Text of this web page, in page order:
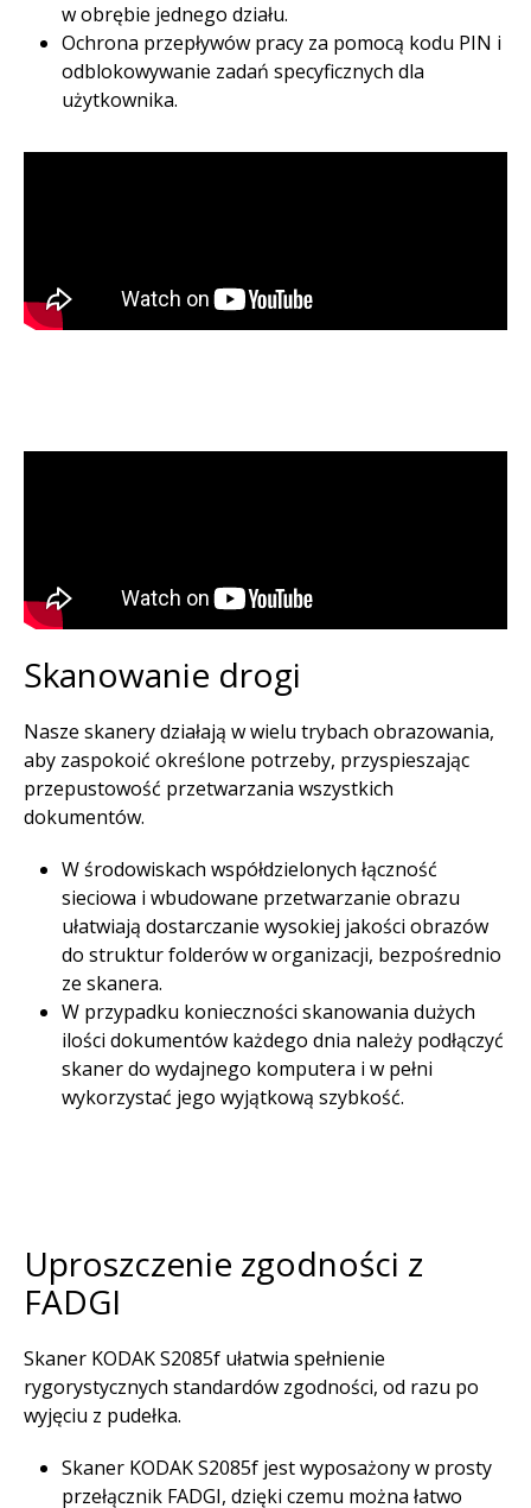
w obrębie jednego działu. ​
Ochrona przepływów pracy za pomocą kodu PIN i
odblokowywanie zadań specyficznych dla
użytkownika.
Skanowanie drogi​
Nasze skanery działają w wielu trybach obrazowania,
aby zaspokoić określone potrzeby, przyspieszając
przepustowość przetwarzania wszystkich
dokumentów.​
W środowiskach współdzielonych łączność
sieciowa i wbudowane przetwarzanie obrazu
ułatwiają dostarczanie wysokiej jakości obrazów
do struktur folderów w organizacji, bezpośrednio
ze skanera.​
W przypadku konieczności skanowania dużych
ilości dokumentów każdego dnia należy podłączyć
skaner do wydajnego komputera i w pełni
wykorzystać jego wyjątkową szybkość.​
Uproszczenie zgodności z
FADGI
Skaner KODAK S2085f ułatwia spełnienie
rygorystycznych standardów zgodności, od razu po
wyjęciu z pudełka.
Skaner KODAK S2085f jest wyposażony w prosty
przełącznik FADGI, dzięki czemu można łatwo